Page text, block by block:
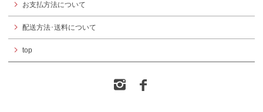
お支払方法について
配送方法･送料について
top